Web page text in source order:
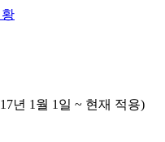
년 1월 1일 ~ 현재 적용)